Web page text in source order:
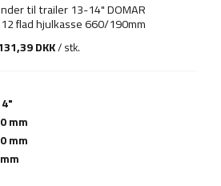
til trailer 13-14" DOMAR
flad hjulkasse 660/190mm
DKK/ stk.
mm
mm